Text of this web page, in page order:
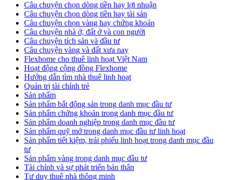
Câu chuyện chọn dòng tiền hay lợi nhuận
Câu chuyện chọn dòng tiền hay tài sản
Câu chuyện chọn vàng hay chứng khoán
Câu chuyện nhà ở, đất ở và con người
Câu chuyện tích sản và đầu tư
Câu chuyện vàng và đất xưa nay
Flexhome cho thuê linh hoạt Việt Nam
Hoạt động cộng đồng Flexhome
Hướng dẫn tìm nhà thuê linh hoạt
Quản trị tài chính trẻ
Sản phẩm
Sản phẩm bất động sản trong danh mục đầu tư
Sản phẩm chứng khoán trong danh mục đầu tư
Sản phẩm doanh nghiệp trong danh mục đầu tư
Sản phẩm quỹ mở trong danh mục đầu tư linh hoạt
Sản phẩm tiết kiệm, trái phiếu linh hoạt trong danh mục đầu
tư
Sản phẩm vàng trong danh mục đầu tư
Tài chính và sự phát triển bản thân
Tư duy thuê nhà thông minh